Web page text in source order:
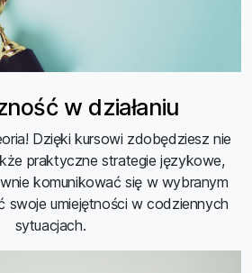
w działaniu
Dzięki kursowi zdobędziesz nie
praktyczne strategie językowe,
komunikować się w wybranym
swoje umiejętności w codziennych
sytuacjach.